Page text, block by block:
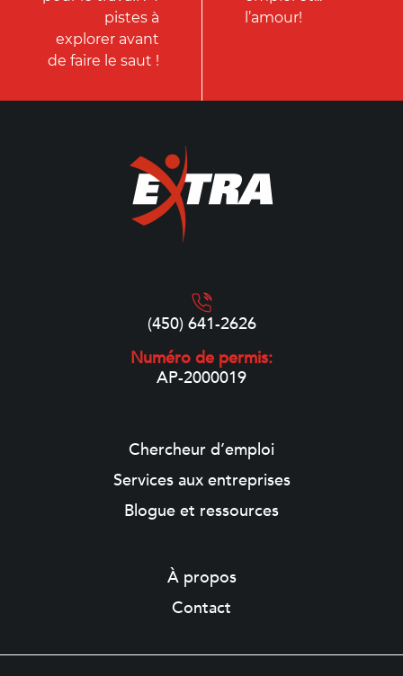
pistes à
explorer avant
de faire le saut !
l’amour!
(450) 641-2626
Numéro de permis:
AP-2000019
Chercheur d’emploi
Services aux entreprises
Blogue et ressources
À propos
Contact